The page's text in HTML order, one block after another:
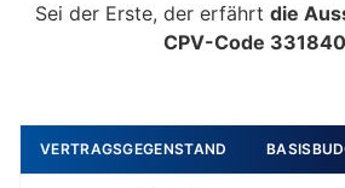
Sei der Erste, der erfährt die
CPV-Code
VERTRAGSGEGENSTAND